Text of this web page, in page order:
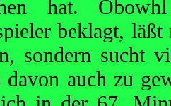
hat.
beklagt,
sondern sucht
davon auch zu